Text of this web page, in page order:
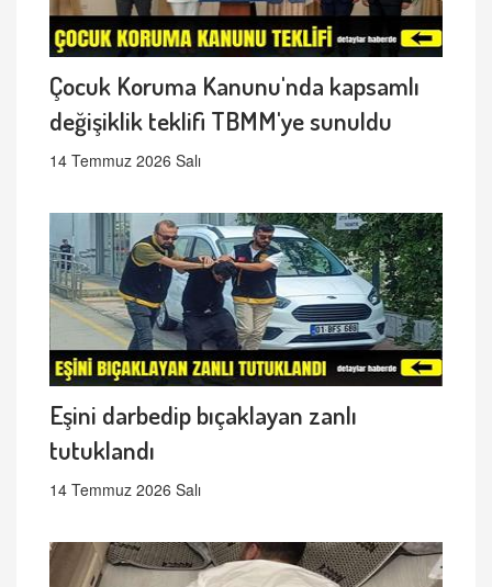
Çocuk Koruma Kanunu'nda kapsamlı
değişiklik teklifi TBMM'ye sunuldu
14 Temmuz 2026 Salı
Eşini darbedip bıçaklayan zanlı
tutuklandı
14 Temmuz 2026 Salı